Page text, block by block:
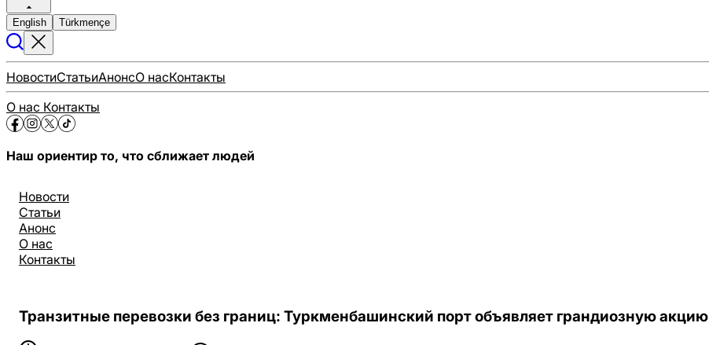
English Türkmençe
НовостиСтатьиАнонсО насКонтакты
О нас Контакты
Наш ориентир то, что сближает людей
Новости
Статьи
Анонс
О нас
Контакты
Транзитные перевозки без границ: Туркменбашинский порт объявляет грандиозную акцию